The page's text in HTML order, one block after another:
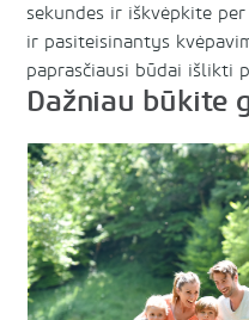
sekundes ir iškvėpkite
ir pasiteisinantys
paprasčiausi būdai išlikti
Dažniau būkite